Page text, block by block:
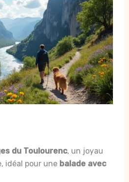
du Toulourenc, un joyau
idéal pour une balade avec